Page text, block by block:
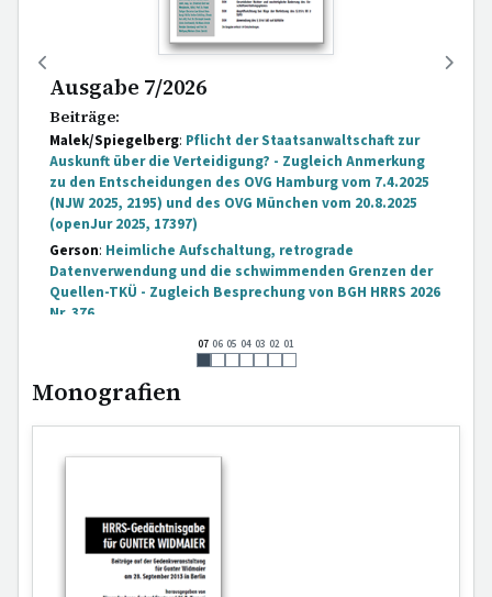
07 06 05 04 03 02 01
Ausgabe 7/2026
Beiträge:
Malek/Spiegelberg: Pflicht der Staatsanwaltschaft zur
Auskunft über die Verteidigung? - Zugleich Anmerkung
zu den Entscheidungen des OVG Hamburg vom 7.4.2025
(NJW 2025, 2195) und des OVG München vom 20.8.2025
(openJur 2025, 17397)
Gerson: Heimliche Aufschaltung, retrograde
Datenverwendung und die schwimmenden Grenzen der
Quellen-TKÜ - Zugleich Besprechung von BGH HRRS 2026
Nr. 376
Monografien